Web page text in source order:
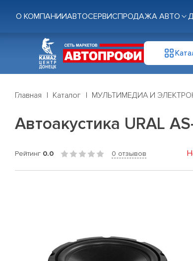
О КОМПАНИИАВТОСЕРВИСПРОДАЖА АВТО
Главная Каталог МУЛЬТИМЕДИА И
Автоакустика URAL
Рейтинг 0.0 0 отзывов